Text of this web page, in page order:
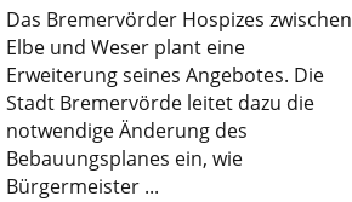
Das Bremervörder Hospizes zwischen
Elbe und Weser plant eine
Erweiterung seines Angebotes. Die
Stadt Bremervörde leitet dazu die
notwendige Änderung des
Bebauungsplanes ein, wie
Bürgermeister ...